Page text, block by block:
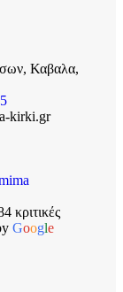
Καβαλα,
kirki.gr
κριτικές
Google